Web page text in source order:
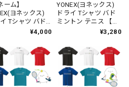
ーム】
ヨネックス)
Tシャツ バド
トン テニス 【ビ
マエナガのか
【16500】【送料
¥4,000
YONEX(ヨネックス)
ドライ Tシャツ バド
ミントン テニス 【ワ
ンちゃんのかお】
料】
¥3,280